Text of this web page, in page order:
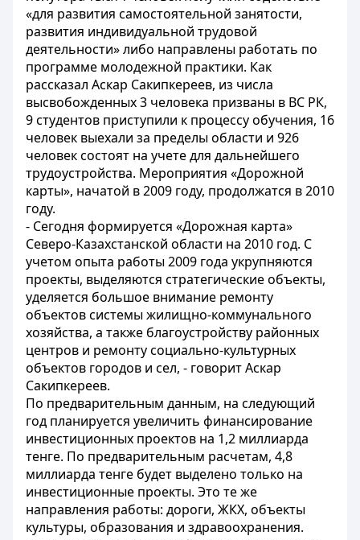
«для развития самостоятельной занятости,
развития индивидуальной трудовой
деятельности» либо направлены работать по
программе молодежной практики. Как
рассказал Аскар Сакипкереев, из числа
высвобожденных 3 человека призваны в ВС РК,
9 студентов приступили к процессу обучения, 16
человек выехали за пределы области и 926
человек состоят на учете для дальнейшего
трудоустройства. Мероприятия «Дорожной
карты», начатой в 2009 году, продолжатся в 2010
году.
- Сегодня формируется «Дорожная карта»
Северо-Казахстанской области на 2010 год. С
учетом опыта работы 2009 года укрупняются
проекты, выделяются стратегические объекты,
уделяется большое внимание ремонту
объектов системы жилищно-коммунального
хозяйства, а также благоустройству районных
центров и ремонту социально-культурных
объектов городов и сел, - говорит Аскар
Сакипкереев.
По предварительным данным, на следующий
год планируется увеличить финансирование
инвестиционных проектов на 1,2 миллиарда
тенге. По предварительным расчетам, 4,8
миллиарда тенге будет выделено только на
инвестиционные проекты. Это те же
направления работы: дороги, ЖКХ, объекты
культуры, образования и здравоохранения.